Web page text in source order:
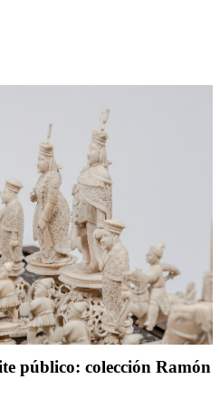
público: colección Ramón